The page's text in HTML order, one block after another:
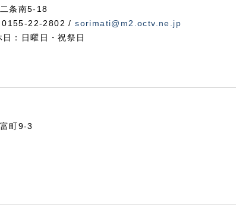
条南5-18
0155-22-2802 /sorimati@m2.octv.ne.jp
：日曜日・祝祭日
町9-3